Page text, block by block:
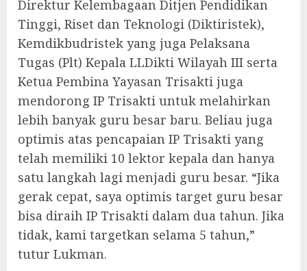
Direktur Kelembagaan Ditjen Pendidikan
Tinggi, Riset dan Teknologi (Diktiristek),
Kemdikbudristek yang juga Pelaksana
Tugas (Plt) Kepala LLDikti Wilayah III serta
Ketua Pembina Yayasan Trisakti juga
mendorong IP Trisakti untuk melahirkan
lebih banyak guru besar baru. Beliau juga
optimis atas pencapaian IP Trisakti yang
telah memiliki 10 lektor kepala dan hanya
satu langkah lagi menjadi guru besar. “Jika
gerak cepat, saya optimis target guru besar
bisa diraih IP Trisakti dalam dua tahun. Jika
tidak, kami targetkan selama 5 tahun,”
tutur Lukman.